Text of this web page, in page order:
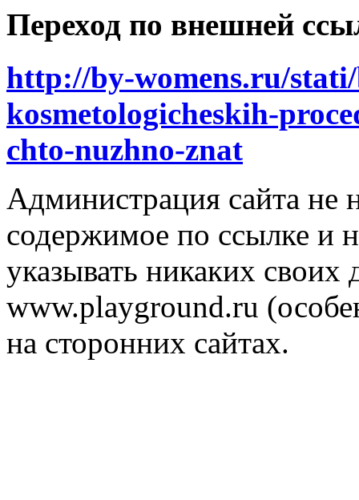
Переход по внешней
http://by-womens.ru/stati/
kosmetologicheskih-
chto-nuzhno-znat
Администрация сайта не
содержимое по ссылке и
указывать никаких
www.playground.ru
на сторонних сайтах.